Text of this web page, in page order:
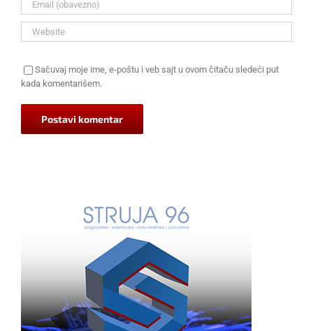
Sačuvaj moje ime, e-poštu i veb sajt u ovom čitaču sledeći put
kada komentarišem.